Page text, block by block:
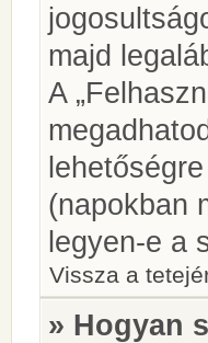
majd
A
(napokban
legyen-e a
Vissza a
» Hogyan